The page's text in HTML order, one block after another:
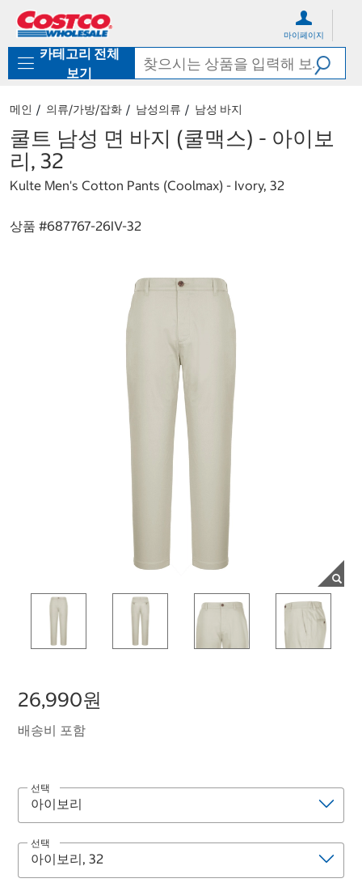
로
기
가
마이페이지
카테고리 전체
보기
메인 의류/가방/잡화 남성의류 남성 바지
쿨트 남성 면 바지 (쿨맥스) - 아이보
리, 32
Kulte Men's Cotton Pants (Coolmax) - Ivory, 32
상품 #687767-26IV-32
26,990원
배송비 포함
선택
선택